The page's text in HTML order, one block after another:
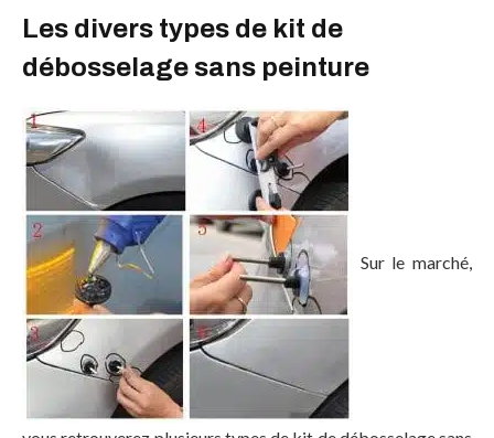
Les divers types de kit de
débosselage sans peinture
Sur le marché,